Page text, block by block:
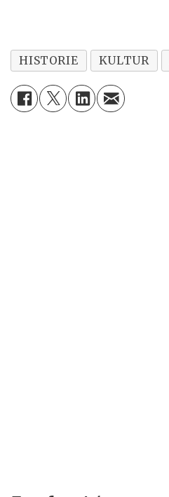
HISTORIE KULTUR